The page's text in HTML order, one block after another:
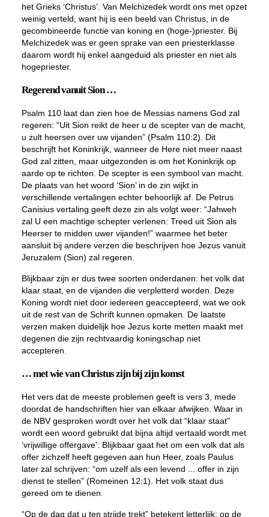
het Grieks ‘Christus’. Van Melchizedek wordt ons met opzet
weinig verteld, want hij is een beeld van Christus, in de
gecombineerde functie van koning en (hoge-)priester. Bij
Melchizedek was er geen sprake van een priesterklasse
daarom wordt hij enkel aangeduid als priester en niet als
hogepriester.
Regerend vanuit Sion …
Psalm 110 laat dan zien hoe de Messias namens God zal
regeren: “Uit Sion reikt de heer u de scepter van de macht,
u zult heersen over uw vijanden” (Psalm 110:2). Dit
beschrijft het Koninkrijk, wanneer de Here niet meer naast
God zal zitten, maar uitgezonden is om het Koninkrijk op
aarde op te richten. De scepter is een symbool van macht.
De plaats van het woord ‘Sion’ in de zin wijkt in
verschillende vertalingen echter behoorlijk af. De Petrus
Canisius vertaling geeft deze zin als volgt weer: “Jahweh
zal U een machtige schepter verlenen: Treed uit Sion als
Heerser te midden uwer vijanden!” waarmee het beter
aansluit bij andere verzen die beschrijven hoe Jezus vanuit
Jeruzalem (Sion) zal regeren.
Blijkbaar zijn er dus twee soorten onderdanen: het volk dat
klaar staat, en de vijanden die verpletterd worden. Deze
Koning wordt niet door iedereen geaccepteerd, wat we ook
uit de rest van de Schrift kunnen opmaken. De laatste
verzen maken duidelijk hoe Jezus korte metten maakt met
degenen die zijn rechtvaardig koningschap niet
accepteren.
… met wie van Christus zijn bij zijn komst
Het vers dat de meeste problemen geeft is vers 3, mede
doordat de handschriften hier van elkaar afwijken. Waar in
de NBV gesproken wordt over het volk dat “klaar staat”
wordt een woord gebruikt dat bijna altijd vertaald wordt met
‘vrijwillige offergave’. Blijkbaar gaat het om een volk dat als
offer zichzelf heeft gegeven aan hun Heer, zoals Paulus
later zal schrijven: “om uzelf als een levend ... offer in zijn
dienst te stellen” (Romeinen 12:1). Het volk staat dus
gereed om te dienen.
“Op de dag dat u ten strijde trekt” betekent letterlijk: op de